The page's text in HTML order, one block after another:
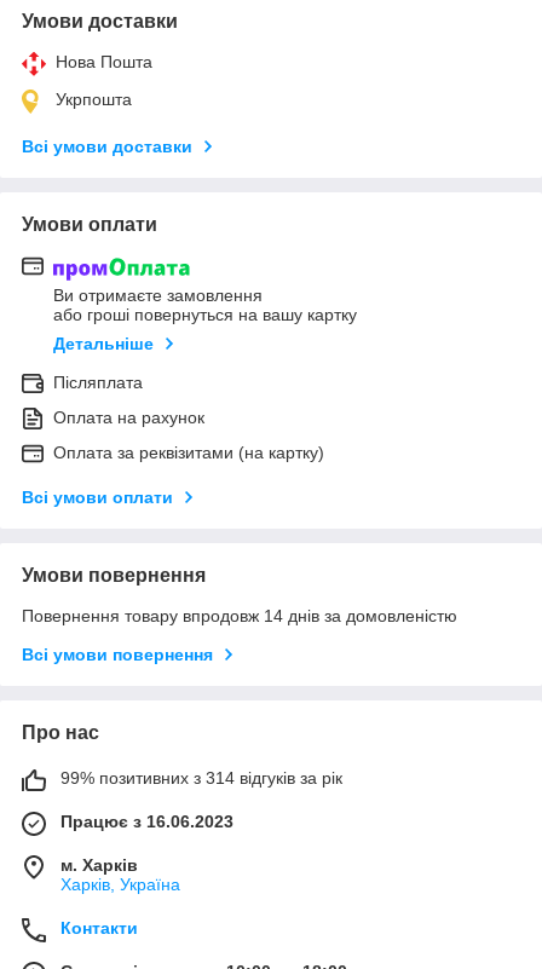
Умови доставки
Нова Пошта
Укрпошта
Всі умови доставки
Умови оплати
Ви отримаєте замовлення
або гроші повернуться на вашу картку
Детальніше
Післяплата
Оплата на рахунок
Оплата за реквізитами (на картку)
Всі умови оплати
Умови повернення
Повернення товару впродовж 14 днів за домовленістю
Всі умови повернення
Про нас
99% позитивних з 314 відгуків за рік
Працює з 16.06.2023
м. Харків
Харків, Україна
Контакти